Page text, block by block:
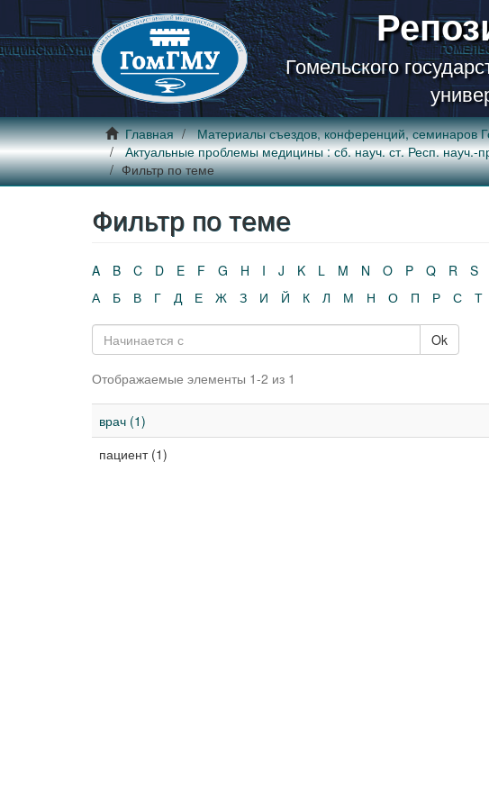
Гомельского
Главная Материалы съездов, конференций, семинаров
Актуальные проблемы медицины : сб. науч. ст. Респ. науч.-
Фильтр по теме
Фильтр по теме
A B C D E F G H I J K L M N O P Q R S
А
Б В Г Д Е Ж З И Й К Л М Н О П Р С Т
Ok
Отображаемые элементы 1-2 из 1
врач (1)
пациент (1)